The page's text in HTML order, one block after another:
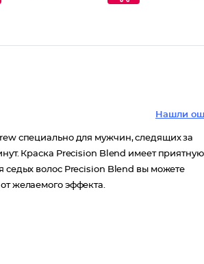
Нашли
специально для мужчин, следящих за
Краска Precision Blend имеет приятную
седых волос Precision Blend вы можете
желаемого эффекта.